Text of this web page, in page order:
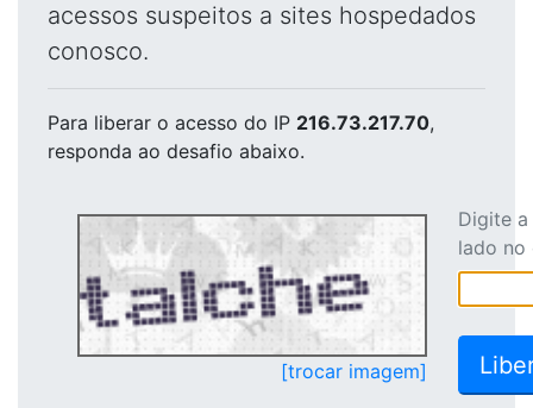
acessos suspeitos a sites hospedados
conosco.
Para liberar o acesso do IP 216.73.217.70,
responda ao desafio abaixo.
[trocar imagem]
Digite
lado no